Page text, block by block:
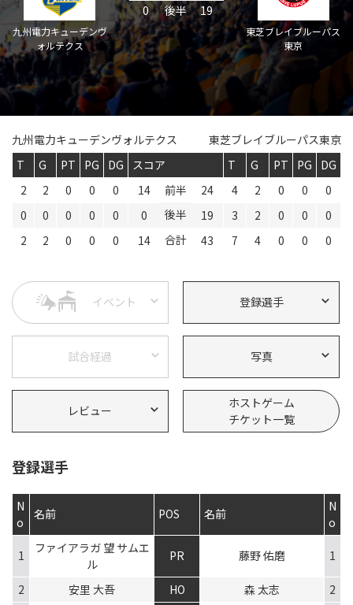
マスコット
株式会社 ブレイブルーパス東京概要
株式会社 チームの歴史
地域貢献活動
パートナー
InstagramX Facebook Youtube
パートナーシップのご案内
九州電力キューデンヴ
ォルテクス
0
後半 19
東芝ブレイブルーパス
東京
九州電力キューデンヴォルテクス
東芝ブレイブルーパス東京
T
G PT PG DG スコア T G PT PG
DG
2
2 0 0 0 14 前半 24 4 2 0 0
0
0
0 0 0 0 0 後半 19 3 2 0 0
0
2
2 0 0 0 14 合計 43 7 4 0 0 0
イベント 登録選手
試合経過 写真
レビュー
ホストゲーム
チケット一覧
登録選手
N
o
名前 POS 名前
N
o
1
ファイアラガ 望 サムエ
ル
PR 藤野 佑磨 1
2 安里 大吾 HO 森 太志
2